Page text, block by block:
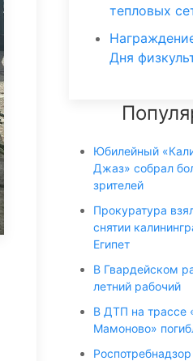
тепловых
Дня
Юбилейный
Джаз» собрал
зрителей
Прокуратура
снятии
Египет
В Гвардейском
летний рабочий
В ДТП на трассе
Мамоново»